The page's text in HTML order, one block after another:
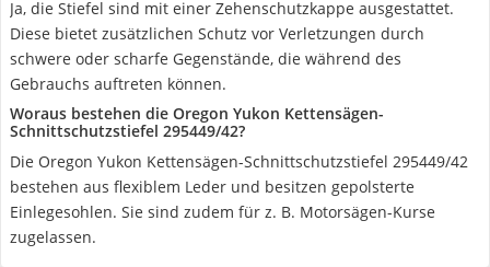
Ja, die Stiefel sind mit einer Zehenschutzkappe ausgestattet.
Diese bietet zusätzlichen Schutz vor Verletzungen durch
schwere oder scharfe Gegenstände, die während des
Gebrauchs auftreten können.
Woraus bestehen die Oregon Yukon Kettensägen-
Schnittschutzstiefel 295449/42?
Die Oregon Yukon Kettensägen-Schnittschutzstiefel 295449/42
bestehen aus flexiblem Leder und besitzen gepolsterte
Einlegesohlen. Sie sind zudem für z. B. Motorsägen-Kurse
zugelassen.